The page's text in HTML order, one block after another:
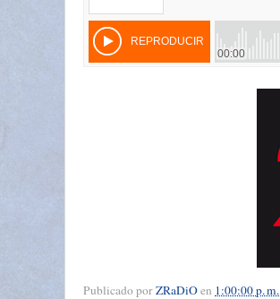
Publicado porZRaDiOen 1:00:00 p. m.